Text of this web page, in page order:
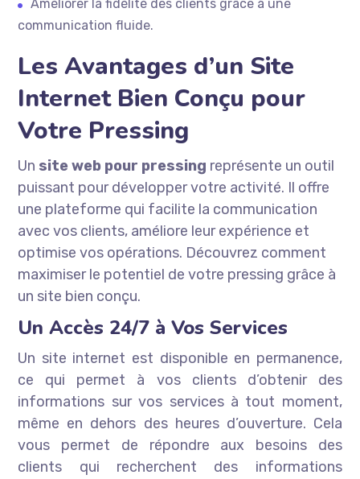
Améliorer la fidélité des clients grâce à une
communication fluide.
Les Avantages d’un Site
Internet Bien Conçu pour
Votre Pressing
Un site web pour pressing représente un outil
puissant pour développer votre activité. Il offre
une plateforme qui facilite la communication
avec vos clients, améliore leur expérience et
optimise vos opérations. Découvrez comment
maximiser le potentiel de votre pressing grâce à
un site bien conçu.
Un Accès 24/7 à Vos Services
Un site internet est disponible en permanence,
ce qui permet à vos clients d’obtenir des
informations sur vos services à tout moment,
même en dehors des heures d’ouverture. Cela
vous permet de répondre aux besoins des
clients qui recherchent des informations